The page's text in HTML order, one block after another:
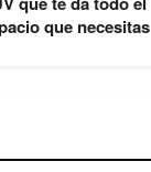
que necesitas